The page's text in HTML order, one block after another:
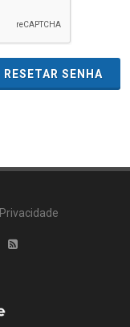
RESETAR SENHA
Privacidade